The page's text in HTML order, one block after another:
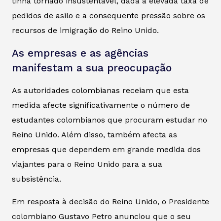
pedidos de asilo e a consequente pressão sobre os
recursos de imigração do Reino Unido.
As empresas e as agências
manifestam a sua preocupação
As autoridades colombianas receiam que esta
medida afecte significativamente o número de
estudantes colombianos que procuram estudar no
Reino Unido. Além disso, também afecta as
empresas que dependem em grande medida dos
viajantes para o Reino Unido para a sua
subsistência.
Em resposta à decisão do Reino Unido, o Presidente
colombiano Gustavo Petro anunciou que o seu